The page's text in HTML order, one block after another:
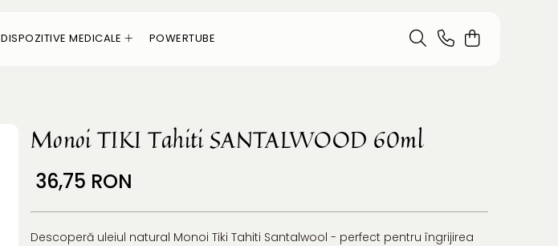
DISPOZITIVE MEDICALE POWERTUBE
Monoi TIKI Tahiti SANTALWOOD 60ml
36,75 RON
Descoperă uleiul natural Monoi Tiki Tahiti Santalwool - perfect pentru îngrijirea